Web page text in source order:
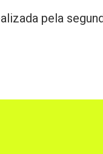
pela